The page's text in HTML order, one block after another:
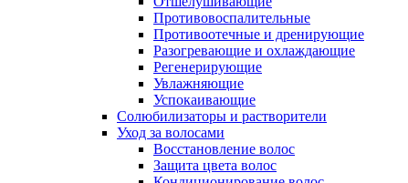
Противовоспалительные
Противоотечные и дренирующие
Разогревающие и охлаждающие
Регенерирующие
Увлажняющие
Успокаивающие
Солюбилизаторы и растворители
Уход за волосами
Восстановление волос
Защита цвета волос